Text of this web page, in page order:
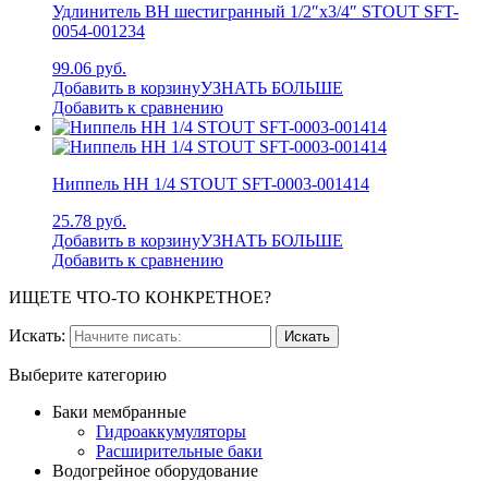
Удлинитель ВН шестигранный 1/2″x3/4″ STOUT SFT-
0054-001234
99.06 руб.
Добавить в корзинуУЗНАТЬ БОЛЬШЕ
Добавить к сравнению
Ниппель НН 1/4 STOUT SFT-0003-001414
25.78 руб.
Добавить в корзинуУЗНАТЬ БОЛЬШЕ
Добавить к сравнению
ИЩЕТЕ ЧТО-ТО КОНКРЕТНОЕ?
Искать:
Выберите категорию
Баки мембранные
Гидроаккумуляторы
Расширительные баки
Водогрейное оборудование